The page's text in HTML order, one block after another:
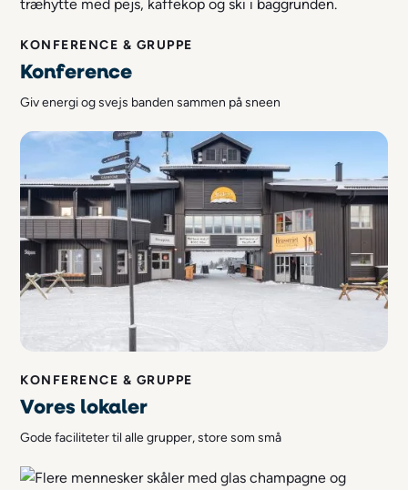
KONFERENCE & GRUPPE
Konference
Giv energi og svejs banden sammen på sneen
KONFERENCE & GRUPPE
Vores lokaler
Gode faciliteter til alle grupper, store som små